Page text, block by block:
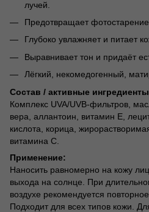
лучей.
Предотвращает
Глубоко увлажняет и питает
Выравнивает тон и придаёт
Лёгкий, некомедогенный,
Состав / активные
Комплекс UVA/UVB-фильтров,
вера, аллантоин, витамин Е,
кислота, корица,
витамина С.
Применение:
Наносить равномерно на кожу
выхода на солнце. При
воздухе рекомендуется
Подходит для всех типов кожи.